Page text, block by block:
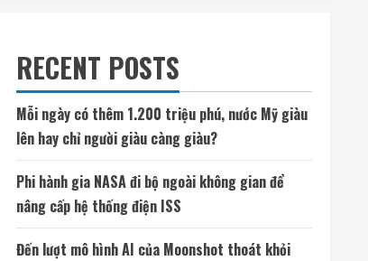
RECENT POSTS
Mỗi ngày có thêm 1.200 triệu phú, nước Mỹ giàu
lên hay chỉ người giàu càng giàu?
Phi hành gia NASA đi bộ ngoài không gian để
nâng cấp hệ thống điện ISS
Đến lượt mô hình AI của Moonshot thoát khỏi